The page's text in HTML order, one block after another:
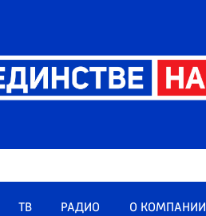
ТВ РАДИО О КОМПАНИИ